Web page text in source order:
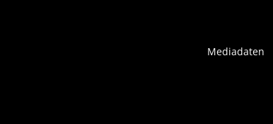
Mediadaten